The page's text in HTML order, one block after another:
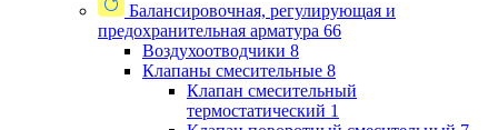
Балансировочная, регулирующая и
предохранительная арматура 66
Воздухоотводчики 8
Клапаны cмесительные 8
Клапан cмесительный
термостатический 1